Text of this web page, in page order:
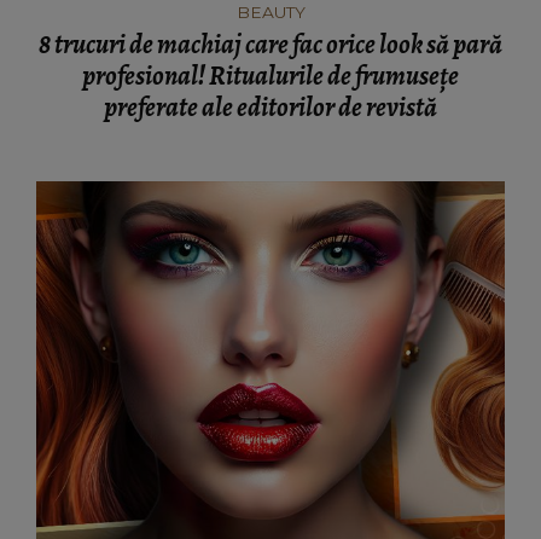
BEAUTY
8 trucuri de machiaj care fac orice look să pară
profesional! Ritualurile de frumusețe
preferate ale editorilor de revistă